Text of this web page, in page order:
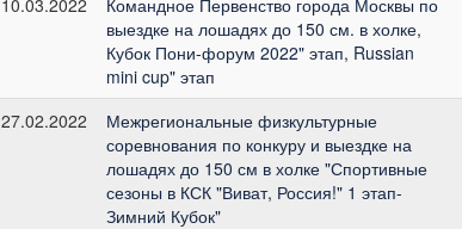
выездке на лошадях до 150 см. в холке,
Кубок Пони-форум 2022" этап, Russian
mini cup" этап
27.02.2022
Межрегиональные физкультурные
соревнования по конкуру и выездке на
лошадях до 150 см в холке "Спортивные
сезоны в КСК "Виват, Россия!" 1 этап-
Зимний Кубок"